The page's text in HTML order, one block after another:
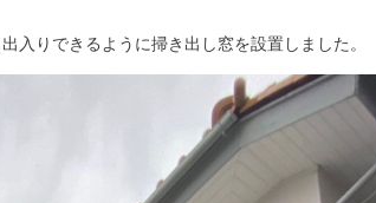
入りできるように掃き出し窓を設置しました。